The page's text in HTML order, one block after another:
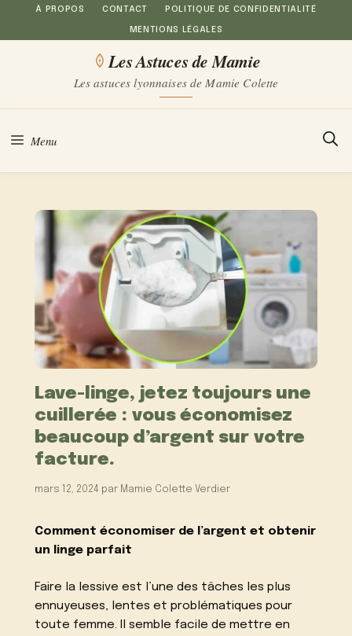
Aller
au
À PROPOS CONTACT POLITIQUE DE CONFIDENTIALITÉ
MENTIONS LÉGALES
Les Astuces de Mamie
Les astuces lyonnaises de Mamie Colette
Menu
Lave-linge, jetez toujours une
cuillerée : vous économisez
beaucoup d’argent sur votre
facture.
mars 12, 2024 par Mamie Colette Verdier
Comment économiser de l’argent et obtenir
un linge parfait
Faire la lessive est l’une des tâches les plus
ennuyeuses, lentes et problématiques pour
toute femme. Il semble facile de mettre en